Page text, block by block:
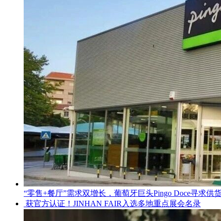
“零售+餐厅”需求双增长，葡萄牙巨头Pingo Doce寻求供
获官方认证！JINHAN FAIR入选多地重点展会名录